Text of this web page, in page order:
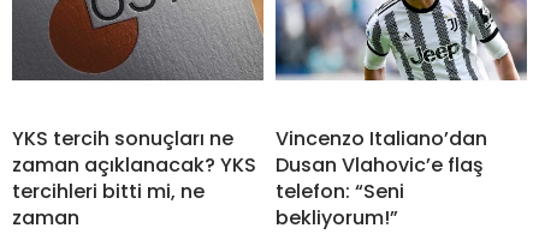
YKS tercih sonuçları ne
zaman açıklanacak? YKS
tercihleri bitti mi, ne
zaman
Vincenzo Italiano’dan
Dusan Vlahovic’e flaş
telefon: “Seni
bekliyorum!”